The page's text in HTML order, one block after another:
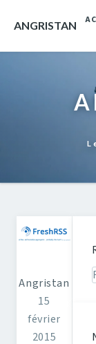
ANGRISTAN
Angristan
15
février
2015